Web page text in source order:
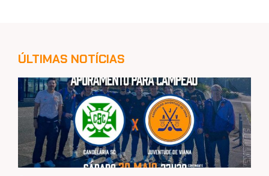
ÚLTIMAS NOTÍCIAS